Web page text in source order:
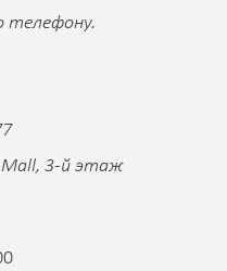
телефону.
Mall, 3-й этаж